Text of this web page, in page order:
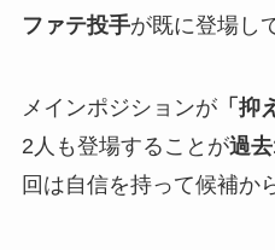
ファテ投手が既に登場し
メインポジションが「抑
2人も登場することが過
回は自信を持って候補か